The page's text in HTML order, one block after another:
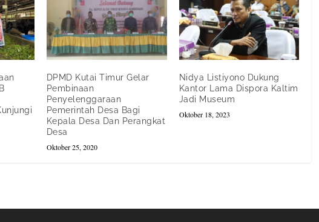
DPMD Kutai Timur Gelar
Pembinaan
Penyelenggaraan
Pemerintah Desa Bagi
Kepala Desa Dan Perangkat
Desa
Oktober 25, 2020
Nidya Listiyono Dukung
Kantor Lama Dispora Kaltim
Jadi Museum
Oktober 18, 2023